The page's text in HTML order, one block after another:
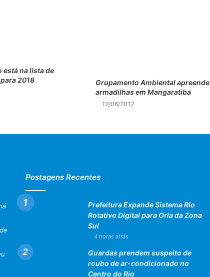
está na lista de
2018
Grupamento Ambiental apreende
armadilhas em Mangaratiba
12/06/2012
Postagens Recentes
Prefeitura Expande Sistema Rio
Rotativo Digital para Orla da Zona
Sul
4 horas atrás
Guardas prendem suspeito de
roubo de ar-condicionado no
Centro do Rio